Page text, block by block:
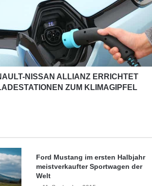
NISSAN ALLIANZ ERRICHTET
ZUM KLIMAGIPFEL
Ford Mustang im ersten Halbjahr
meistverkaufter Sportwagen der
Welt